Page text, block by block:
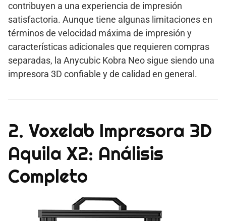
contribuyen a una experiencia de impresión
satisfactoria. Aunque tiene algunas limitaciones en
términos de velocidad máxima de impresión y
características adicionales que requieren compras
separadas, la Anycubic Kobra Neo sigue siendo una
impresora 3D confiable y de calidad en general.
2. Voxelab Impresora 3D
Aquila X2: Análisis
Completo